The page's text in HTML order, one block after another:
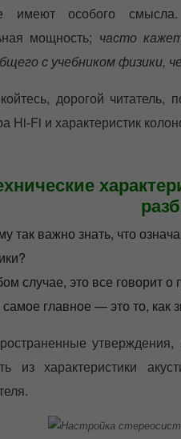
имеют особого смысла.
мощность; часто
с учебником физики,
дорогой читатель,
Hi-Fi и характеристик
так важно знать, что
случае, это все говорит
главное — это то, как
из характеристики